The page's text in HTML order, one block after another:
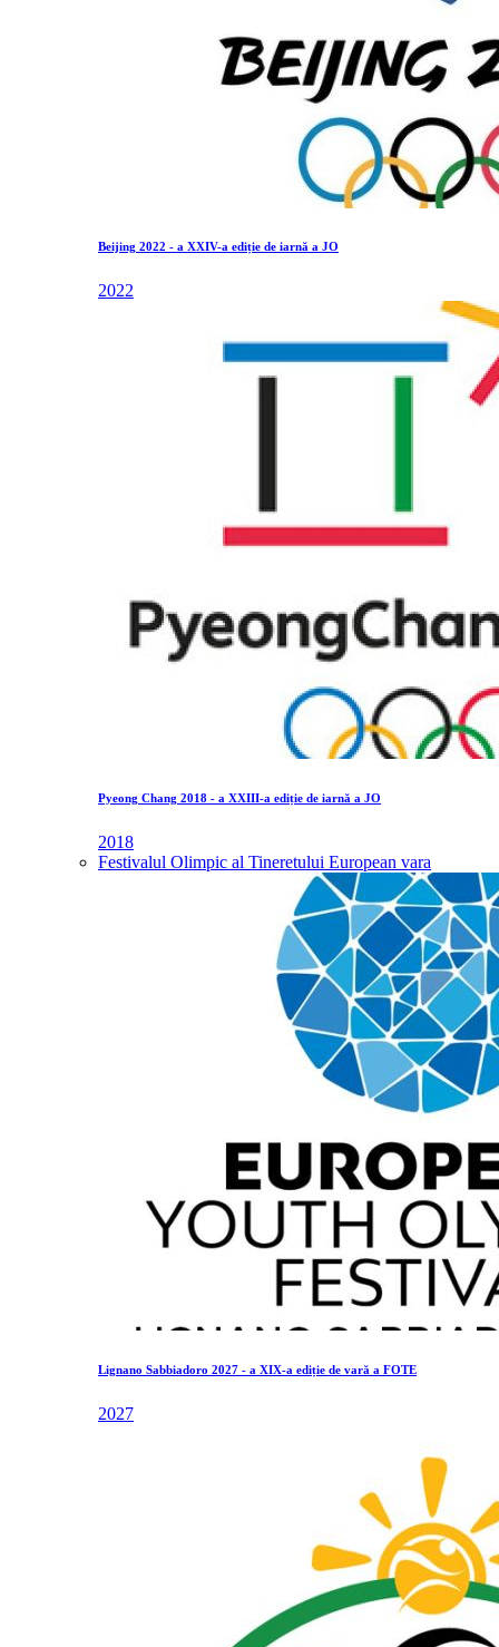
Beijing 2022 - a XXIV-a ediție de iarnă a JO
2022
Pyeong Chang 2018 - a XXIII-a ediție de iarnă a JO
2018
Festivalul Olimpic al Tineretului European vara
Lignano Sabbiadoro 2027 - a XIX-a ediție de vară a FOTE
2027